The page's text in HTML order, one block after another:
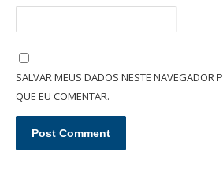
SALVAR MEUS DADOS NESTE NAVEGADOR
QUE EU COMENTAR.